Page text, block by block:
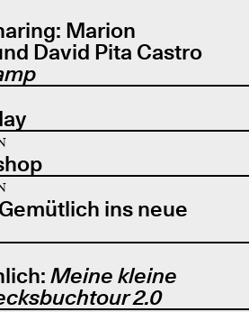
Marion
David Pita Castro
ins neue
Meine kleine
2.0